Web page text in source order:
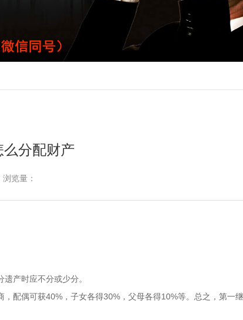
分配财产
览量：
产时应不分或少分。
配偶可获40%，子女各得30%，父母各得10%等。总之，第一